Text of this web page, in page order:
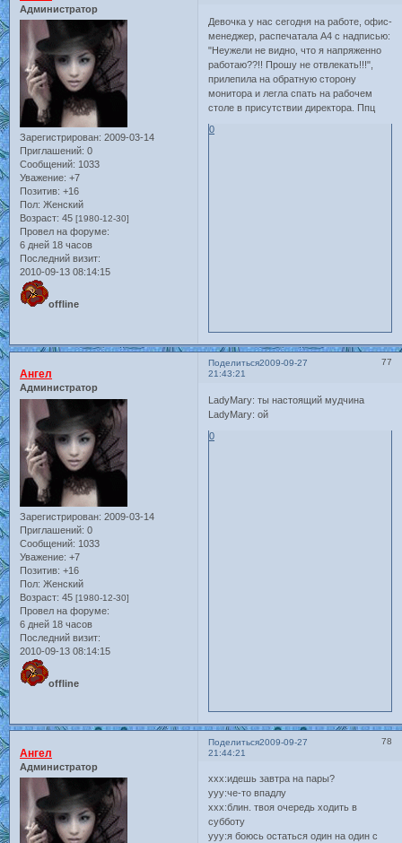
Администратор
Зарегистрирован: 2009-03-14
Приглашений: 0
Сообщений: 1033
Уважение: +7
Позитив: +16
Пол: Женский
Возраст: 45 [1980-12-30]
Провел на форуме:
6 дней 18 часов
Последний визит:
2010-09-13 08:14:15
offline
Девочка у нас сегодня на работе, офис-
менеджер, распечатала А4 с надписью:
"Неужели не видно, что я напряженно
работаю??!! Прошу не отвлекать!!!",
прилепила на обратную сторону
монитора и легла спать на рабочем
столе в присутствии директора. Ппц
0
Поделиться 77
2009-09-27
21:43:21
Ангел
Администратор
Зарегистрирован: 2009-03-14
Приглашений: 0
Сообщений: 1033
Уважение: +7
Позитив: +16
Пол: Женский
Возраст: 45 [1980-12-30]
Провел на форуме:
6 дней 18 часов
Последний визит:
2010-09-13 08:14:15
offline
LadyMary: ты настоящий мудчина
LadyMary: ой
0
Поделиться 78
2009-09-27
21:44:21
Ангел
Администратор
ххх:идешь завтра на пары?
ууу:че-то впадлу
ххх:блин. твоя очередь ходить в
субботу
ууу:я боюсь остаться один на один с